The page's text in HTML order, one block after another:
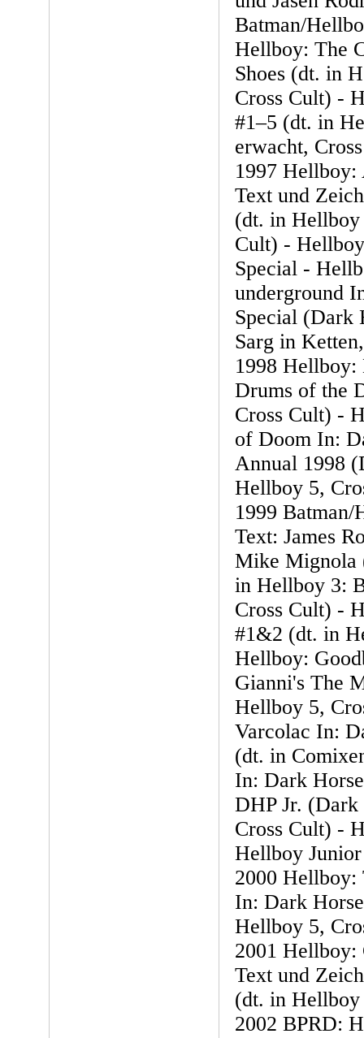
Batman/
Hellboy: The
Shoes (dt. in
Cross Cult) -
#1–5 (dt. in
erwacht,
1997 Hellboy:
Text und
(dt. in Hellboy
Cult) -
Special -
underground
Special (Dark
Sarg in
1998 Hellboy:
Drums of the
Cross Cult) -
of Doom In:
Annual 1998
Hellboy 5,
1999
Text: James
Mike Mignola
in Hellboy 3:
Cross Cult) -
#1&2 (dt. in
Hellboy:
Gianni's The
Hellboy 5,
Varcolac In:
(dt. in
In: Dark
DHP Jr.
Cross Cult) -
Hellboy
2000 Hellboy:
In: Dark
Hellboy 5,
2001 Hellboy:
Text und
(dt. in Hellboy
2002 BPRD: